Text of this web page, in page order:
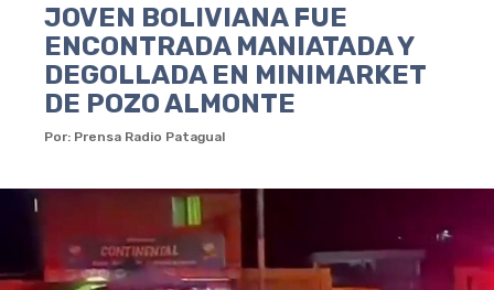
JOVEN BOLIVIANA FUE
ENCONTRADA MANIATADA Y
DEGOLLADA EN MINIMARKET
DE POZO ALMONTE
Por: Prensa Radio Patagual